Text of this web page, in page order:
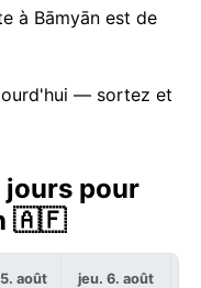
à Bāmyān est de
— sortez et
jours pour
🇦🇫
août jeu. 6. août